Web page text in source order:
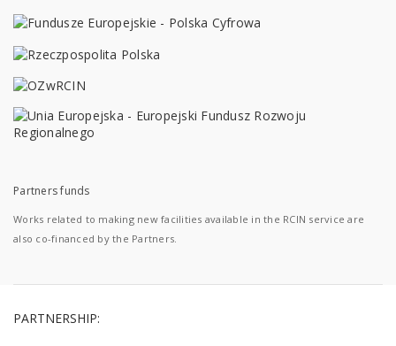
Partners funds
Works related to making new facilities available in the RCIN service are
also co-financed by the Partners.
PARTNERSHIP: